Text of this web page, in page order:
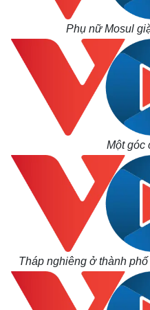
Phụ nữ Mosul
Một góc
Tháp nghiêng ở thành